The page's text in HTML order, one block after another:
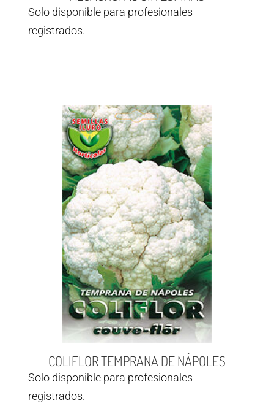
Solo disponible para profesionales
registrados.
COLIFLOR TEMPRANA DE NÁPOLES
Solo disponible para profesionales
registrados.